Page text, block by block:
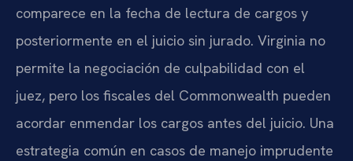
comparece en la fecha de lectura de cargos y
posteriormente en el juicio sin jurado. Virginia no
permite la negociación de culpabilidad con el
juez, pero los fiscales del Commonwealth pueden
acordar enmendar los cargos antes del juicio. Una
estrategia común en casos de manejo imprudente